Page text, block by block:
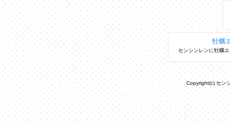
牡蠣
センシンレンに牡蠣
Copyright(c) セン